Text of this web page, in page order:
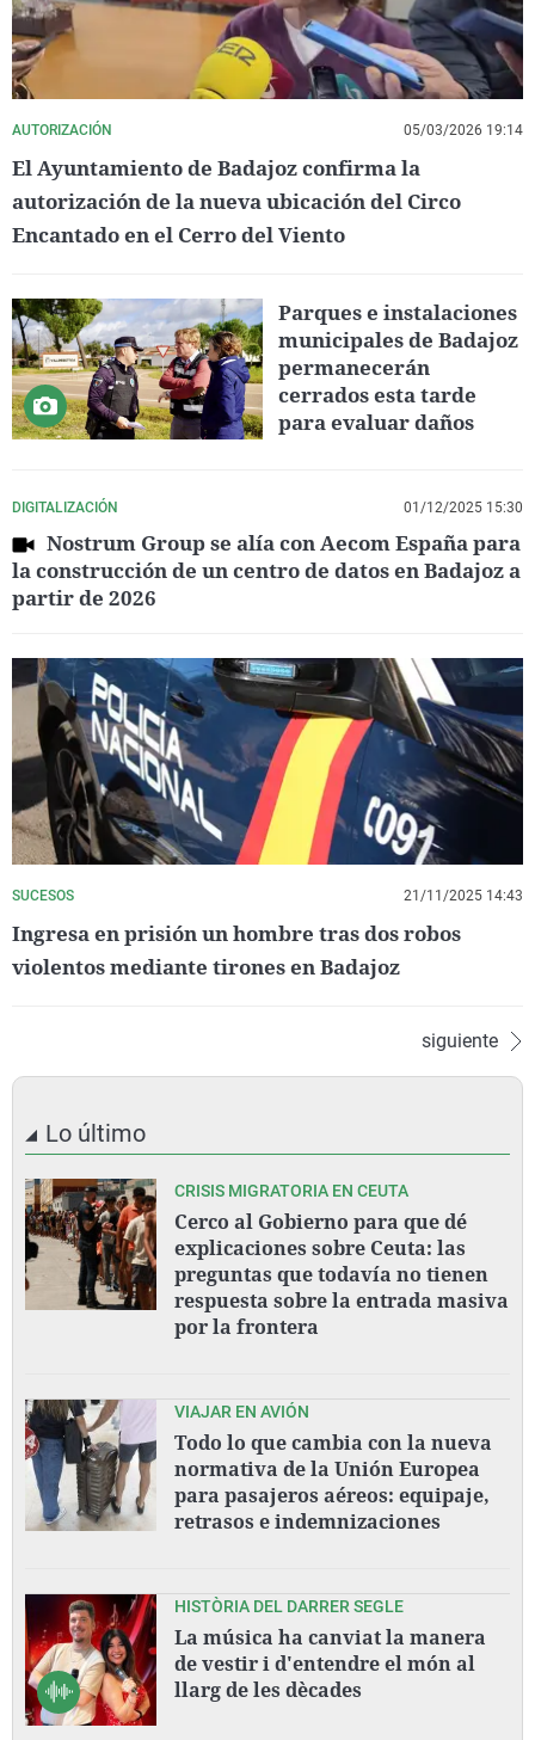
AUTORIZACIÓN 05/03/2026 19:14
El Ayuntamiento de Badajoz confirma la
autorización de la nueva ubicación del Circo
Encantado en el Cerro del Viento
Parques e instalaciones
municipales de Badajoz
permanecerán
cerrados esta tarde
para evaluar daños
DIGITALIZACIÓN 01/12/2025 15:30
Nostrum Group se alía con Aecom España para
la construcción de un centro de datos en Badajoz a
partir de 2026
SUCESOS 21/11/2025 14:43
Ingresa en prisión un hombre tras dos robos
violentos mediante tirones en Badajoz
siguiente
Lo último
CRISIS MIGRATORIA EN CEUTA
Cerco al Gobierno para que dé
explicaciones sobre Ceuta: las
preguntas que todavía no tienen
respuesta sobre la entrada masiva
por la frontera
VIAJAR EN AVIÓN
Todo lo que cambia con la nueva
normativa de la Unión Europea
para pasajeros aéreos: equipaje,
retrasos e indemnizaciones
HISTÒRIA DEL DARRER SEGLE
La música ha canviat la manera
de vestir i d'entendre el món al
llarg de les dècades